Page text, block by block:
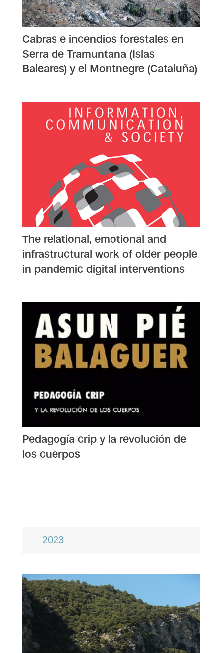
Cabras e incendios forestales en
Serra de Tramuntana (Islas
Baleares) y el Montnegre (Cataluña)
The relational, emotional and
infrastructural work of older people
in pandemic digital interventions
Pedagogía crip y la revolución de
los cuerpos
2023